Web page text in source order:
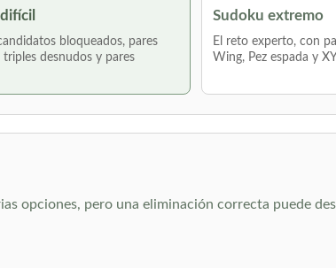
bloqueados, pares
triples desnudos y pares
Sudoku extremo
El reto experto, con
Wing, Pez espada y
opciones, pero una eliminación correcta puede